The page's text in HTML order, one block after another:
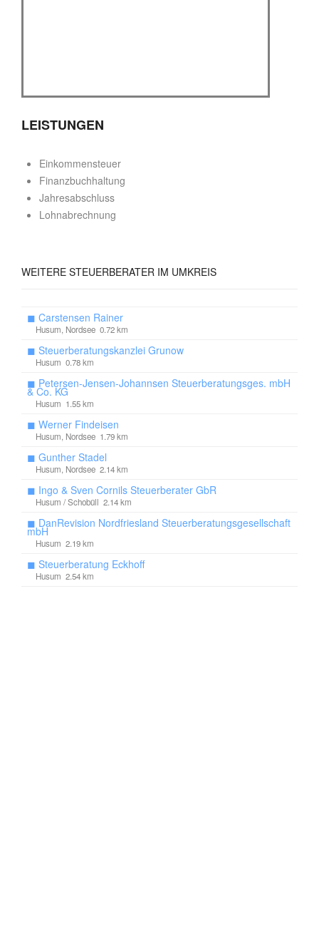
LEISTUNGEN
Einkommensteuer
Finanzbuchhaltung
Jahresabschluss
Lohnabrechnung
WEITERE STEUERBERATER IM UMKREIS
◼ Carstensen Rainer
Husum, Nordsee 0.72 km
◼ Steuerberatungskanzlei Grunow
Husum 0.78 km
◼ Petersen-Jensen-Johannsen Steuerberatungsges. mbH
& Co. KG
Husum 1.55 km
◼ Werner Findeisen
Husum, Nordsee 1.79 km
◼ Gunther Stadel
Husum, Nordsee 2.14 km
◼ Ingo & Sven Cornils Steuerberater GbR
Husum / Schobüll 2.14 km
◼ DanRevision Nordfriesland Steuerberatungsgesellschaft
mbH
Husum 2.19 km
◼ Steuerberatung Eckhoff
Husum 2.54 km